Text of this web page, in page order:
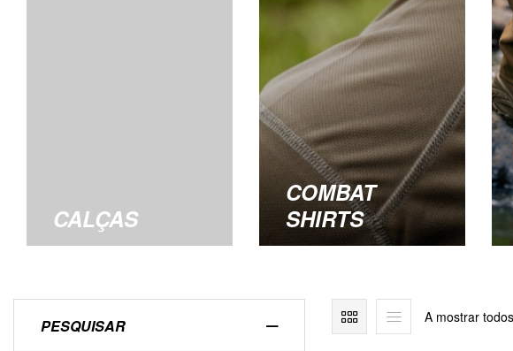
CALÇAS
COMBAT
SHIRTS
A mostrar
PESQUISAR